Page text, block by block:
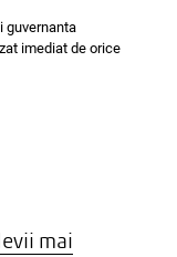
guvernanta
imediat de orice
mai